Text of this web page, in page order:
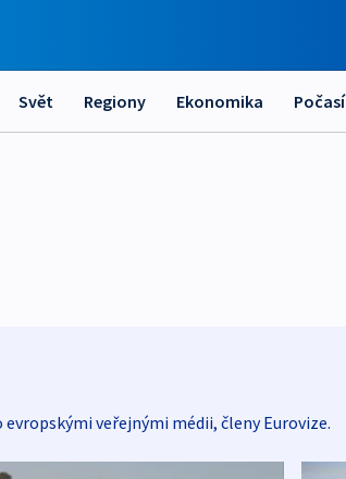
Svět Regiony Ekonomika Počasí
veřejnými médii, členy Eurovize.